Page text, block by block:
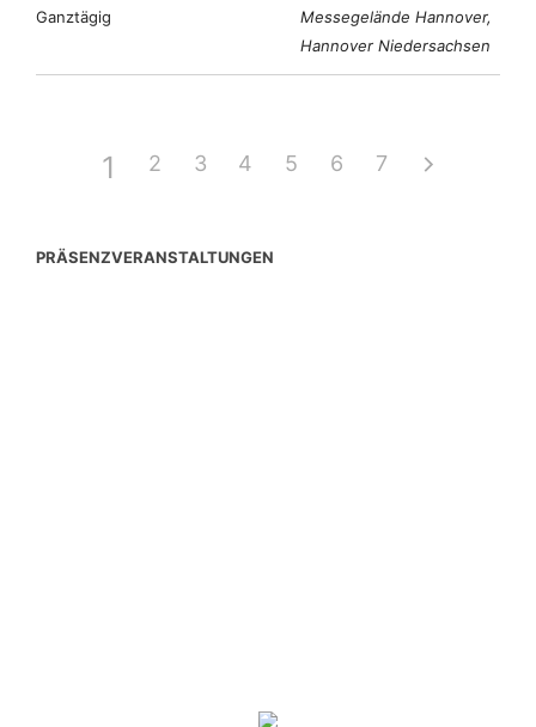
Ganztägig
Messegelände Hannover,
Hannover Niedersachsen
1 2 3 4 5 6 7
PRÄSENZVERANSTALTUNGEN